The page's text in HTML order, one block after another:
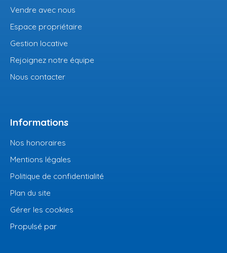
Vendre avec nous
Espace propriétaire
Gestion locative
Rejoignez notre équipe
Nous contacter
Informations
Nos honoraires
Mentions légales
Politique de confidentialité
Plan du site
Gérer les cookies
Propulsé par